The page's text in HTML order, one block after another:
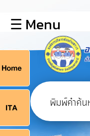
หลัก
ข้อมูล
พื้น
ฐาน
บุคลากร
แผน
☰ Menu